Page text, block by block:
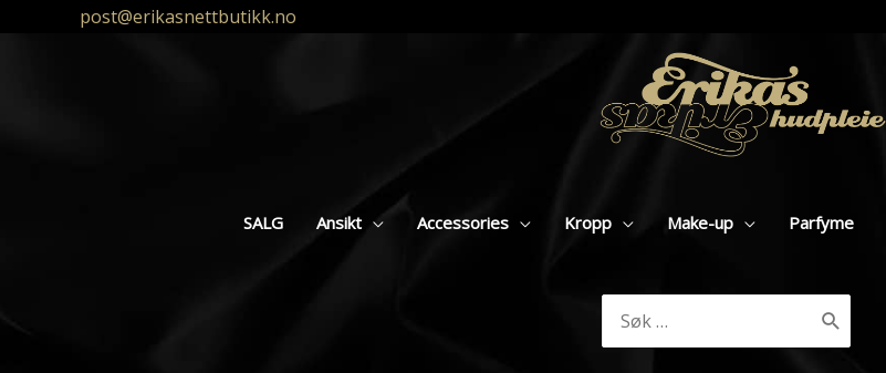
post@erikasnettbutikk.no
SALG Ansikt Accessories Kropp Make-up Parfyme
etter: